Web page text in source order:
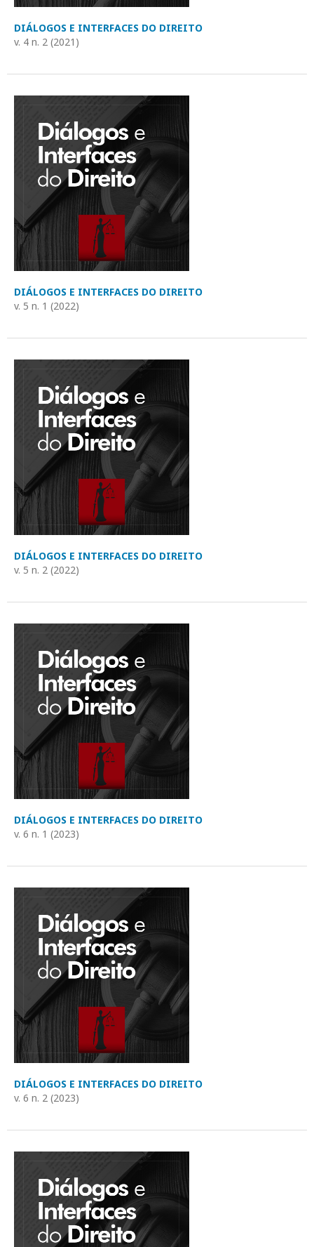
DIÁLOGOS E INTERFACES DO DIREITO
v. 4 n. 2 (2021)
DIÁLOGOS E INTERFACES DO DIREITO
v. 5 n. 1 (2022)
DIÁLOGOS E INTERFACES DO DIREITO
v. 5 n. 2 (2022)
DIÁLOGOS E INTERFACES DO DIREITO
v. 6 n. 1 (2023)
DIÁLOGOS E INTERFACES DO DIREITO
v. 6 n. 2 (2023)